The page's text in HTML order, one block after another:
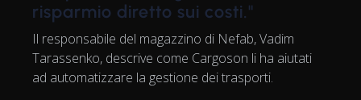
risparmio diretto sui costi."
Il responsabile del magazzino di Nefab, Vadim
Tarassenko, descrive come Cargoson li ha aiutati
ad automatizzare la gestione dei trasporti.